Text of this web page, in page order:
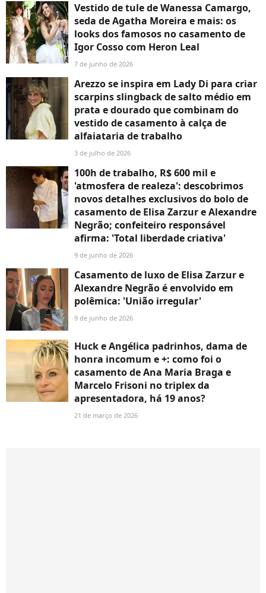
Vestido de tule de Wanessa Camargo,
seda de Agatha Moreira e mais: os
looks dos famosos no casamento de
Igor Cosso com Heron Leal
7 de junho de 2026
Arezzo se inspira em Lady Di para criar
scarpins slingback de salto médio em
prata e dourado que combinam do
vestido de casamento à calça de
alfaiataria de trabalho
3 de julho de 2026
100h de trabalho, R$ 600 mil e
'atmosfera de realeza': descobrimos
novos detalhes exclusivos do bolo de
casamento de Elisa Zarzur e Alexandre
Negrão; confeiteiro responsável
afirma: 'Total liberdade criativa'
9 de junho de 2026
Casamento de luxo de Elisa Zarzur e
Alexandre Negrão é envolvido em
polêmica: 'União irregular'
9 de junho de 2026
Huck e Angélica padrinhos, dama de
honra incomum e +: como foi o
casamento de Ana Maria Braga e
Marcelo Frisoni no triplex da
apresentadora, há 19 anos?
21 de março de 2026